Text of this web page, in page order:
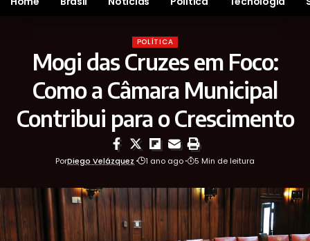
POLÍTICA
Mogi das Cruzes em Foco:
Como a Câmara Municipal
Contribui para o Crescimento
PorDiego Velázquez 1 ano ago 5 Min de leitura